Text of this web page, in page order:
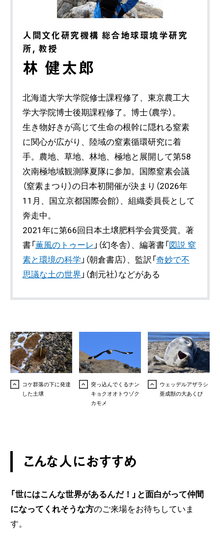
人間文化研究機構 総合地球環境学研究
所, 教授
林 健太郎
北海道大学大学院修士課程修了、東京農工大
学大学院博士後期課程修了。博士（農学）。
生き物好きが高じて生命の根幹に隠れる窒素
に関心が広がり、陸域の窒素循環研究に着
手。農地、草地、林地、極地と展開して第58
次南極地域観測隊夏隊に参加。国際窒素会議
（窒素まつり）の日本初開催が決まり（2026年
11月、国立京都国際会館）、組織委員長として
奔走中。
2021年に第66回日本土壌肥料学会賞受賞。著
書「薫風のトゥーレ 」（幻冬舎）、編著書「図説 窒
素と環境の科学 」（朝倉書店）、監訳「奇妙で不
思議な土の世界 」（創元社）などがある
コケ群落の下に発達
した土壌
突っ込んでくるナン
キョクオオトウゾク
カモメ
ウェッデルアザラシ
亜成獣の大あくび
こんな人におすすめ
「世にはこんな世界があるんだ！」と面白がって仲間
になってくれそうな方のご来場をお待ちしていま
す。